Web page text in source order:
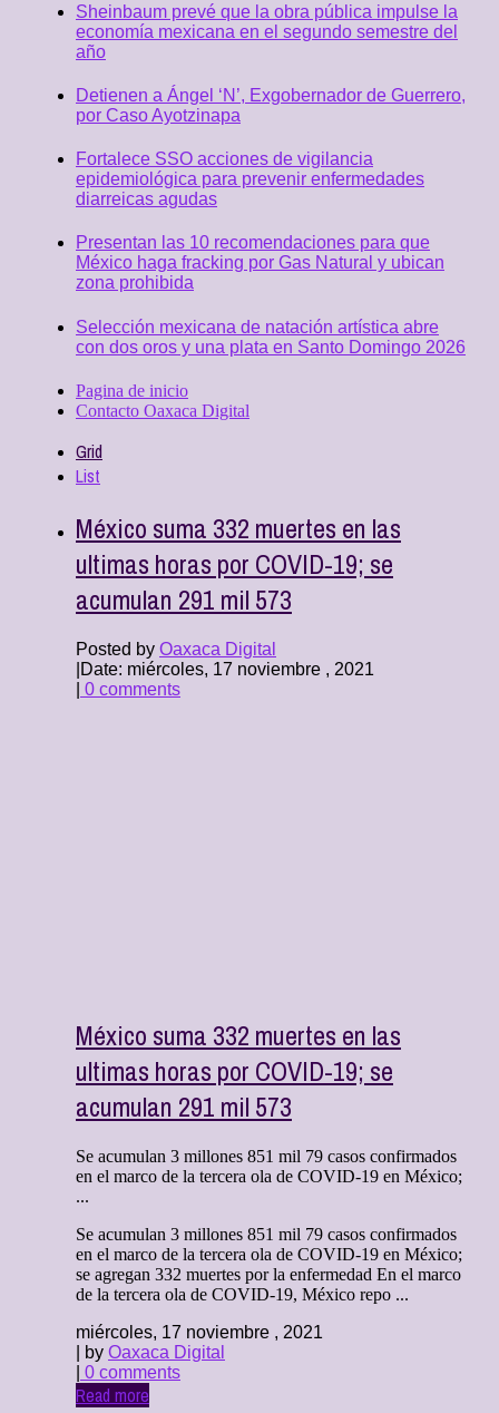
Sheinbaum prevé que la obra pública impulse la
economía mexicana en el segundo semestre del
año
Detienen a Ángel ‘N’, Exgobernador de Guerrero,
por Caso Ayotzinapa
Fortalece SSO acciones de vigilancia
epidemiológica para prevenir enfermedades
diarreicas agudas
Presentan las 10 recomendaciones para que
México haga fracking por Gas Natural y ubican
zona prohibida
Selección mexicana de natación artística abre
con dos oros y una plata en Santo Domingo 2026
Pagina de inicio
Contacto Oaxaca Digital
Grid
List
México suma 332 muertes en las
ultimas horas por COVID-19; se
acumulan 291 mil 573
Posted by Oaxaca Digital
Date: miércoles, 17 noviembre , 2021
0 comments
México suma 332 muertes en las
ultimas horas por COVID-19; se
acumulan 291 mil 573
Se acumulan 3 millones 851 mil 79 casos confirmados
en el marco de la tercera ola de COVID-19 en México;
...
Se acumulan 3 millones 851 mil 79 casos confirmados
en el marco de la tercera ola de COVID-19 en México;
se agregan 332 muertes por la enfermedad En el marco
de la tercera ola de COVID-19, México repo ...
miércoles, 17 noviembre , 2021
| by Oaxaca Digital
0 comments
Read more